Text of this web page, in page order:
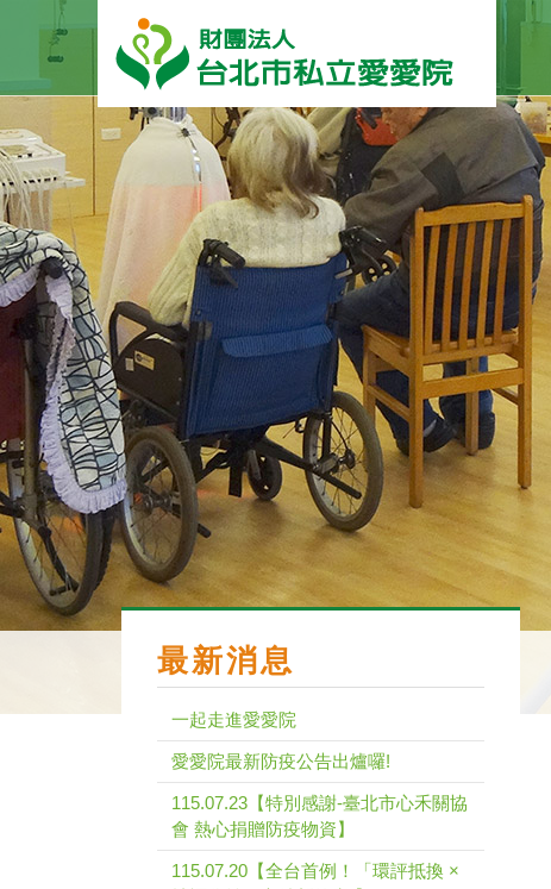
最新消息
一起走進愛愛院
愛愛院最新防疫公告出爐囉!
115.07.23【特別感謝-臺北市心禾關協
會 熱心捐贈防疫物資】
115.07.20【全台首例！「環評抵換 ×